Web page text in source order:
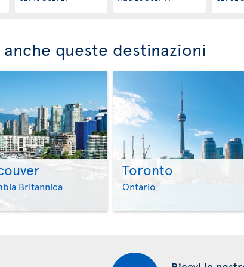
queste destinazioni
Britannica >
Toronto
Ontario